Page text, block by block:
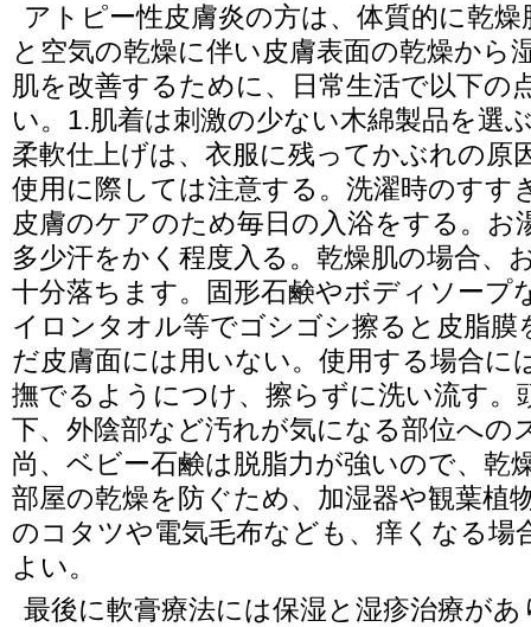
アトピー性皮膚炎の方は、体質的に乾
と空気の乾燥に伴い皮膚表面の乾燥から
肌を改善するために、日常生活で以下の
い。1.肌着は刺激の少ない木綿製品を選
柔軟仕上げは、衣服に残ってかぶれの原
使用に際しては注意する。洗濯時のすす
皮膚のケアのため毎日の入浴をする。お
多少汗をかく程度入る。乾燥肌の場合、
十分落ちます。固形石鹸やボディソープ
イロンタオル等でゴシゴシ擦ると皮脂膜
だ皮膚面には用いない。使用する場合に
撫でるようにつけ、擦らずに洗い流す。
下、外陰部など汚れが気になる部位への
尚、ベビー石鹸は脱脂力が強いので、乾
部屋の乾燥を防ぐため、加湿器や観葉植
のコタツや電気毛布なども、痒くなる場
よい。
最後に軟膏療法には保湿と湿疹治療が